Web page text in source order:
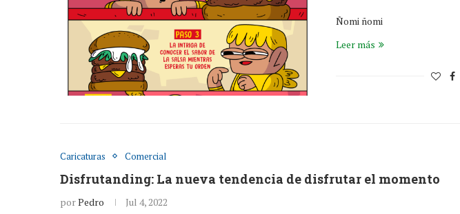
Ñomi ñomi
Leer más
Caricaturas Comercial
Disfrutanding: La nueva tendencia de disfrutar el momento
porPedro Jul 4, 2022